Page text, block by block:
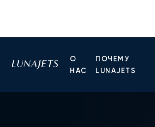
О
НАС
ПОЧЕМУ
LUNAJETS